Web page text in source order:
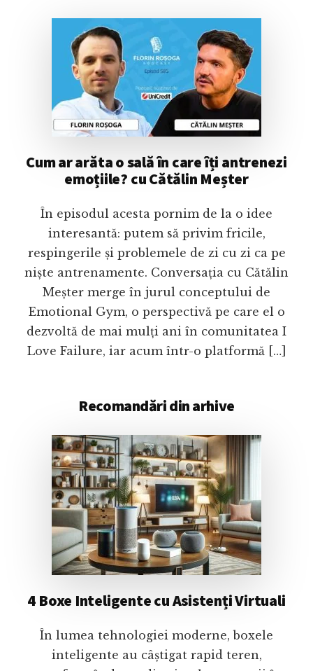
Cum ar arăta o sală în care îți antrenezi
emoțiile? cu Cătălin Meșter
În episodul acesta pornim de la o idee
interesantă: putem să privim fricile,
respingerile și problemele de zi cu zi ca pe
niște antrenamente. Conversația cu Cătălin
Meșter merge în jurul conceptului de
Emotional Gym, o perspectivă pe care el o
dezvoltă de mai mulți ani în comunitatea I
Love Failure, iar acum într-o platformă […]
Recomandări din arhive
4 Boxe Inteligente cu Asistenți Virtuali
În lumea tehnologiei moderne, boxele
inteligente au câștigat rapid teren,